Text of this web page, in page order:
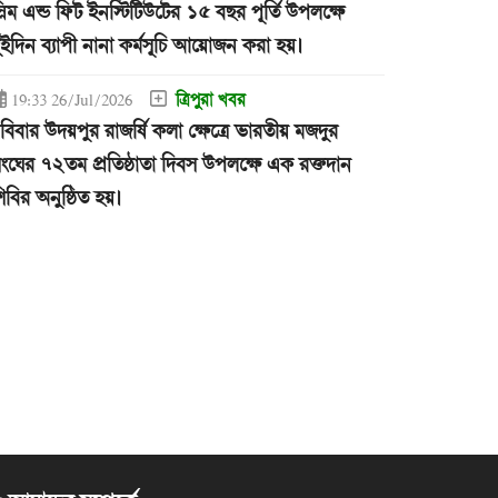
এন্ড ফিট ইনস্টিটিউটের ১৫ বছর পূর্তি উপলক্ষে
ব্যাপী নানা কর্মসূচি আয়োজন করা হয়।
19:33 26/Jul/2026 ত্রিপুরা খবর
উদয়পুর রাজর্ষি কলা ক্ষেত্রে ভারতীয় মজদুর
৭২তম প্রতিষ্ঠাতা দিবস উপলক্ষে এক রক্তদান
অনুষ্ঠিত হয়।